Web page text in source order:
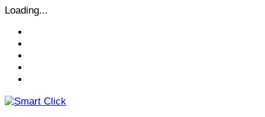
Vai
contenuto
Loading...